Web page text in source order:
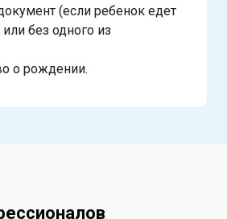
(если ребенок едет
без одного из
о рождении.